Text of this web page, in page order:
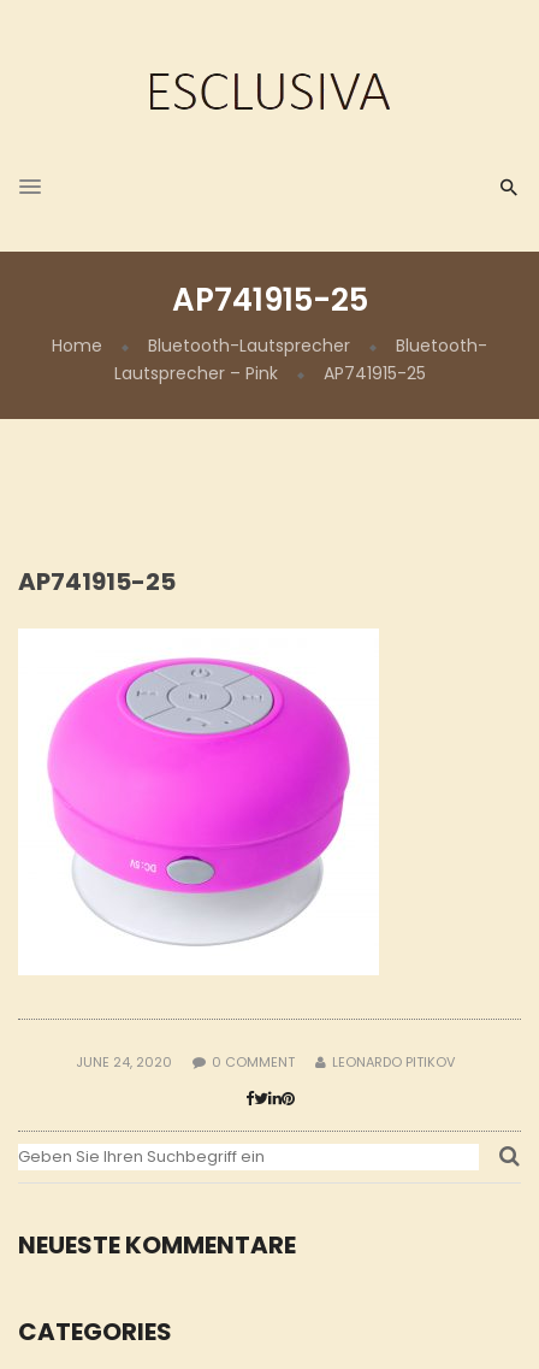
AP741915-25
Home Bluetooth-Lautsprecher
Bluetooth-
Lautsprecher – Pink
AP741915-25
NEUESTE KOMMENTARE
CATEGORIES
AP741915-25
JUNE 24, 2020 0 COMMENT LEONARDO PITIKOV